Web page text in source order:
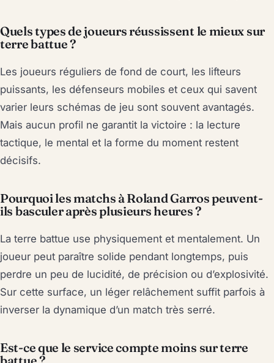
Quels types de joueurs réussissent le mieux sur
terre battue ?
Les joueurs réguliers de fond de court, les lifteurs
puissants, les défenseurs mobiles et ceux qui savent
varier leurs schémas de jeu sont souvent avantagés.
Mais aucun profil ne garantit la victoire : la lecture
tactique, le mental et la forme du moment restent
décisifs.
Pourquoi les matchs à Roland Garros peuvent-
ils basculer après plusieurs heures ?
La terre battue use physiquement et mentalement. Un
joueur peut paraître solide pendant longtemps, puis
perdre un peu de lucidité, de précision ou d’explosivité.
Sur cette surface, un léger relâchement suffit parfois à
inverser la dynamique d’un match très serré.
Est-ce que le service compte moins sur terre
battue ?